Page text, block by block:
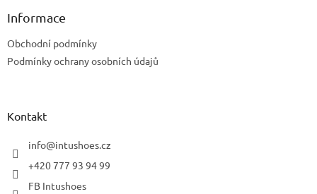
Informace
Obchodní podmínky
Podmínky ochrany osobních údajů
Kontakt
info@intushoes.cz
+420 777 93 94 99
FB Intushoes